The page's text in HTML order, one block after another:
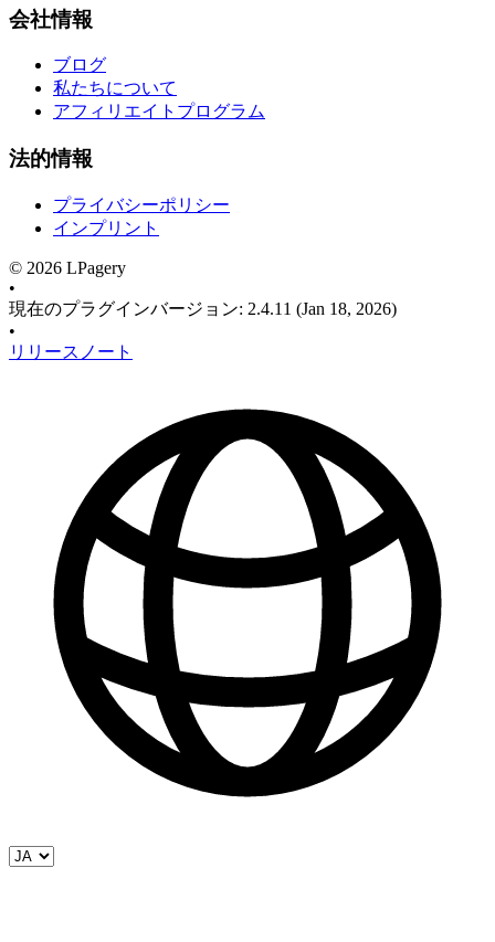
会社情報
ブログ
私たちについて
アフィリエイトプログラム
法的情報
プライバシーポリシー
インプリント
© 2026 LPagery
•
現在のプラグインバージョン: 2.4.11 (Jan 18, 2026)
•
リリースノート